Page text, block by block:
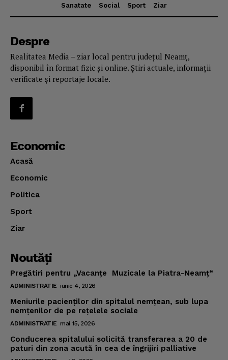
Sanatate
Social Sport Ziar
Despre
Realitatea Media – ziar local pentru județul Neamț,
disponibil în format fizic și online. Știri actuale, informații
verificate și reportaje locale.
Economic
Acasă
Economic
Politica
Sport
Ziar
Noutăţi
Pregătiri pentru „Vacanţe Muzicale la Piatra-Neamţ“
ADMINISTRATIE iunie 4, 2026
Meniurile pacienţilor din spitalul nemţean, sub lupa
nemţenilor de pe reţelele sociale
ADMINISTRATIE mai 15, 2026
Conducerea spitalului solicită transferarea a 20 de
paturi din zona acută în cea de îngrijiri palliative